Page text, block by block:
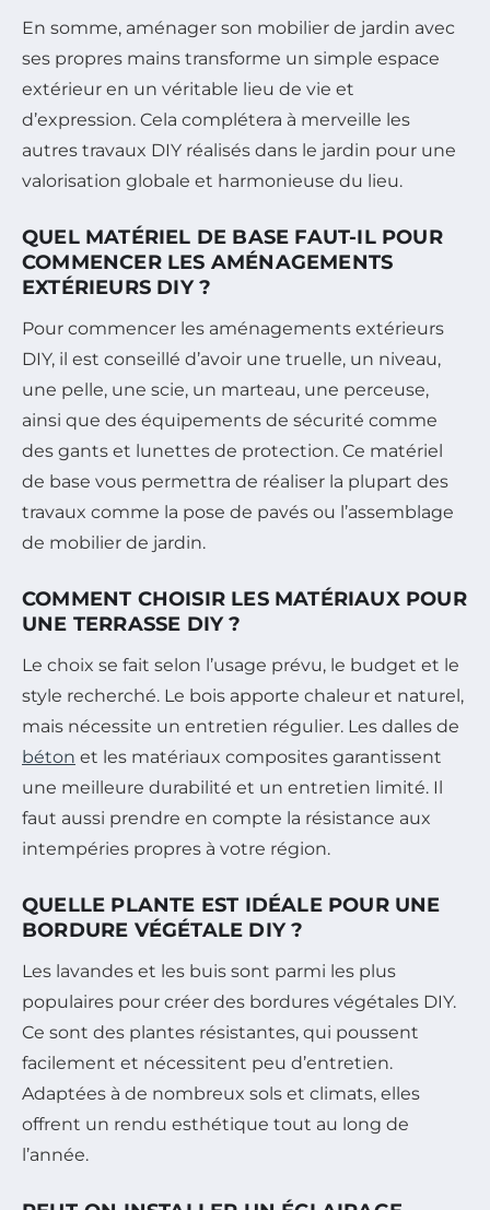
En somme, aménager son mobilier de jardin avec
ses propres mains transforme un simple espace
extérieur en un véritable lieu de vie et
d’expression. Cela complétera à merveille les
autres travaux DIY réalisés dans le jardin pour une
valorisation globale et harmonieuse du lieu.
QUEL MATÉRIEL DE BASE FAUT-IL POUR
COMMENCER LES AMÉNAGEMENTS
EXTÉRIEURS DIY ?
Pour commencer les aménagements extérieurs
DIY, il est conseillé d’avoir une truelle, un niveau,
une pelle, une scie, un marteau, une perceuse,
ainsi que des équipements de sécurité comme
des gants et lunettes de protection. Ce matériel
de base vous permettra de réaliser la plupart des
travaux comme la pose de pavés ou l’assemblage
de mobilier de jardin.
COMMENT CHOISIR LES MATÉRIAUX POUR
UNE TERRASSE DIY ?
Le choix se fait selon l’usage prévu, le budget et le
style recherché. Le bois apporte chaleur et naturel,
mais nécessite un entretien régulier. Les dalles de
béton et les matériaux composites garantissent
une meilleure durabilité et un entretien limité. Il
faut aussi prendre en compte la résistance aux
intempéries propres à votre région.
QUELLE PLANTE EST IDÉALE POUR UNE
BORDURE VÉGÉTALE DIY ?
Les lavandes et les buis sont parmi les plus
populaires pour créer des bordures végétales DIY.
Ce sont des plantes résistantes, qui poussent
facilement et nécessitent peu d’entretien.
Adaptées à de nombreux sols et climats, elles
offrent un rendu esthétique tout au long de
l’année.